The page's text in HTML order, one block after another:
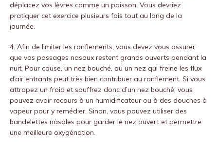
déplacez vos lèvres comme un poisson. Vous devriez
pratiquer cet exercice plusieurs fois tout au long de la
journée.
4. Afin de limiter les ronflements, vous devez vous assurer
que vos passages nasaux restent grands ouverts pendant la
nuit. Pour cause, un nez bouché, ou un nez qui freine les flux
d’air entrants peut très bien contribuer au ronflement. Si vous
attrapez un froid et souffrez donc d’un nez bouché, vous
pouvez avoir recours à un humidificateur ou à des douches à
vapeur pour y remédier. Sinon, vous pouvez utiliser des
bandelettes nasales pour garder le nez ouvert et permettre
une meilleure oxygénation.